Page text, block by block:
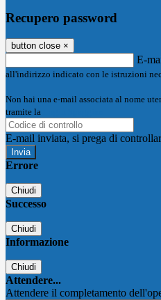
Recupero password
button close ×
E-
all'indirizzo indicato con le istruzioni
Non hai una e-mail associata al nome
tramite la
E-mail inviata, si prega di
Errore
Chiudi
Successo
Chiudi
Informazione
Chiudi
Attendere...
Attendere il completamento